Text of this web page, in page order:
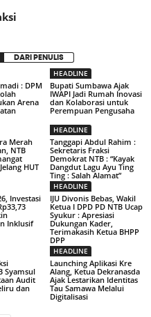
DARI PENULIS
: DPM
Arena
HEADLINE
Bupati Sumbawa Ajak
IWAPI Jadi Rumah Inovasi
dan Kolaborasi untuk
Perempuan Pengusaha
Merah
NTB
HUT
HEADLINE
Tanggapi Abdul Rahim :
Sekretaris Fraksi
Demokrat NTB : “Kayak
Dangdut Lagu Ayu Ting
Ting : Salah Alamat”
Investasi
Inklusif
HEADLINE
IJU Divonis Bebas, Wakil
Ketua I DPD PD NTB Ucap
Syukur : Apresiasi
Dukungan Kader,
Terimakasih Ketua BHPP
DPP
Syamsul
Audit
dan
HEADLINE
Launching Aplikasi Kre
Alang, Ketua Dekranasda
Ajak Lestarikan Identitas
Tau Samawa Melalui
Digitalisasi